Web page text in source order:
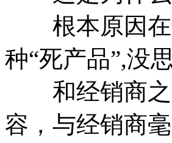
根本原因在
种“死产品”,没
和经销商之
容，与经销商毫